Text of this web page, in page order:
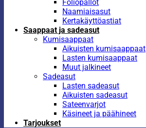
Foliopallot
Naamiaisasut
Kertakäyttöastiat
Saappaat ja sadeasut
Kumisaappaat
Aikuisten kumisaappaat
Lasten kumisaappaat
Muut jalkineet
Sadeasut
Lasten sadeasut
Aikuisten sadeasut
Sateenvarjot
Käsineet ja päähineet
Tarjoukset